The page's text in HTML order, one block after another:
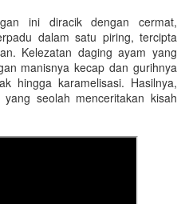
ini diracik dengan cermat,
dalam satu piring, tercipta
Kelezatan daging ayam yang
manisnya kecap dan gurihnya
hingga karamelisasi. Hasilnya,
seolah menceritakan kisah